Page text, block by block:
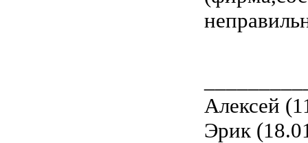
Алексей
Эрик